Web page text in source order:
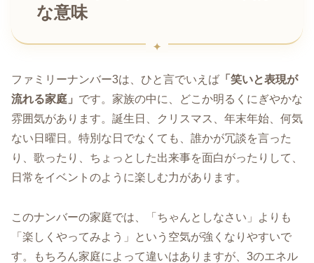
な意味
ファミリーナンバー3は、ひと言でいえば 「笑いと表現が
流れる家庭」 です。家族の中に、どこか明るくにぎやかな
雰囲気があります。誕生日、クリスマス、年末年始、何気
ない日曜日。特別な日でなくても、誰かが冗談を言った
り、歌ったり、ちょっとした出来事を面白がったりして、
日常をイベントのように楽しむ力があります。
このナンバーの家庭では、「ちゃんとしなさい」よりも
「楽しくやってみよう」という空気が強くなりやすいで
す。もちろん家庭によって違いはありますが、3のエネル